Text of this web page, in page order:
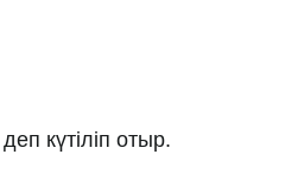
күтіліп отыр.